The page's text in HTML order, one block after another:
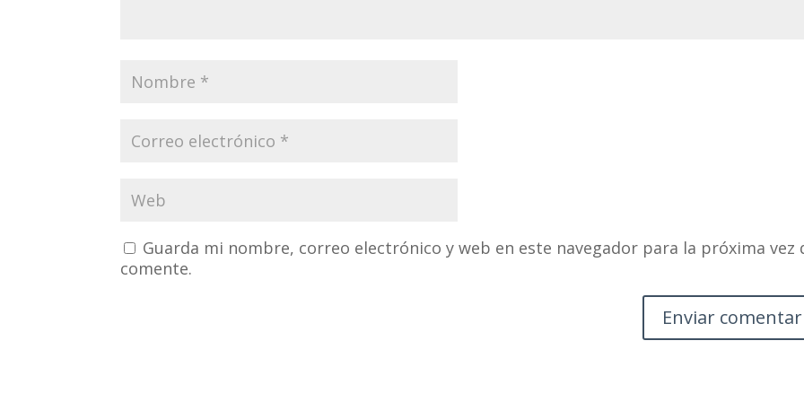
Guarda mi nombre, correo electrónico y web en este navegador para la próxima vez
comente.